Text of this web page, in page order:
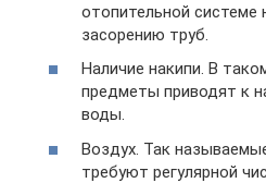
отопительной системе
засорению труб.
Наличие накипи. В
предметы приводят к
воды.
Воздух. Так
требуют регулярной